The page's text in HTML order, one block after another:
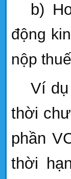
b)
động
nộp
Ví
thời
phần
thời